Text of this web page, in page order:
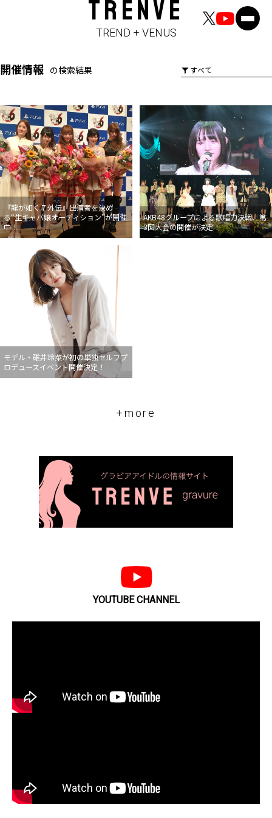
TRENVE
TREND + VENUS
開催情報 の検索結果
『龍が如く７外伝』出演者を決め
る“生キャバ嬢オーディション”が開催
中！
AKB48グループによる歌唱力決戦、第
3回大会の開催が決定！
モデル・碓井玲菜が初の単独セルフプ
ロデュースイベント開催決定！
+more
YOUTUBE CHANNEL